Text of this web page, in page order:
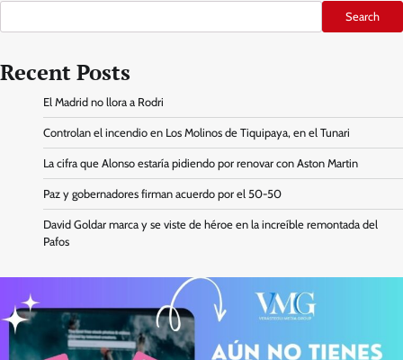
Search
Recent Posts
El Madrid no llora a Rodri
Controlan el incendio en Los Molinos de Tiquipaya, en el Tunari
La cifra que Alonso estaría pidiendo por renovar con Aston Martin
Paz y gobernadores firman acuerdo por el 50-50
David Goldar marca y se viste de héroe en la increíble remontada del
Pafos